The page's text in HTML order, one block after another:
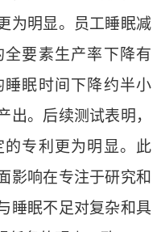
为明显。员工睡眠减
要素生产率下降有
眠时间下降约半小
出。后续测试表明，
专利更为明显。此
影响在专注于研究和
睡眠不足对复杂和具